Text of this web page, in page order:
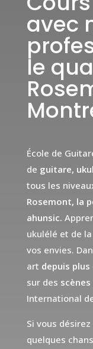
avec
le
École de
de guitare,
tous les
Rosemont, la
ahunsic.
ukulélé et de
vos envies.
art depuis plus
sur des
International
Si vous
quelques